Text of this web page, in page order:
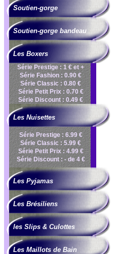
Soutien-gorge
Soutien-gorge bandeau
Les Boxers
Série Prestige : 1 € et +
Série Fashion : 0.90 €
Série Classic : 0.80 €
Série Petit Prix : 0.70 €
Série Discount : 0.49 €
Les Nuisettes
Série Prestige : 6.99 €
Série Classic : 5.99 €
Série Petit Prix : 4.99 €
Série Discount : - de 4 €
Les Pyjamas
Les Brésiliens
les Slips & Culottes
Les Maillots de Bain